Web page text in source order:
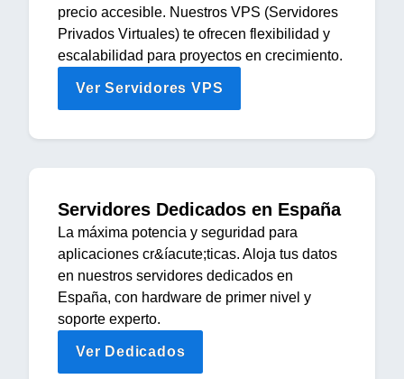
precio accesible. Nuestros VPS (Servidores
Privados Virtuales) te ofrecen flexibilidad y
escalabilidad para proyectos en crecimiento.
Ver Servidores VPS
Servidores Dedicados en España
La máxima potencia y seguridad para
aplicaciones cr&íacute;ticas. Aloja tus datos
en nuestros servidores dedicados en
España, con hardware de primer nivel y
soporte experto.
Ver Dedicados